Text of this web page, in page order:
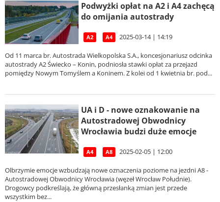
Podwyżki opłat na A2 i A4 zachęcą
do omijania autostrady
A2 A4 2025-03-14 | 14:19
Od 11 marca br. Autostrada Wielkopolska S.A., koncesjonariusz odcinka
autostrady A2 Świecko – Konin, podniosła stawki opłat za przejazd
pomiędzy Nowym Tomyślem a Koninem. Z kolei od 1 kwietnia br. pod...
UA i D - nowe oznakowanie na
Autostradowej Obwodnicy
Wrocławia budzi duże emocje
A4 A8 2025-02-05 | 12:00
Olbrzymie emocje wzbudzają nowe oznaczenia poziome na jezdni A8 -
Autostradowej Obwodnicy Wrocławia (węzeł Wrocław Południe).
Drogowcy podkreślają, że główną przesłanką zmian jest przede
wszystkim bez...